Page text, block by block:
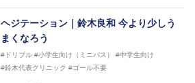
ヘジテーション｜鈴木良和 今より少しう
まくなろう
#ドリブル #小学生向け（ミニバス）
#中学生向け
#鈴木代表クリニック #ゴール不要